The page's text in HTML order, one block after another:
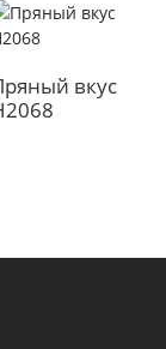
вкус